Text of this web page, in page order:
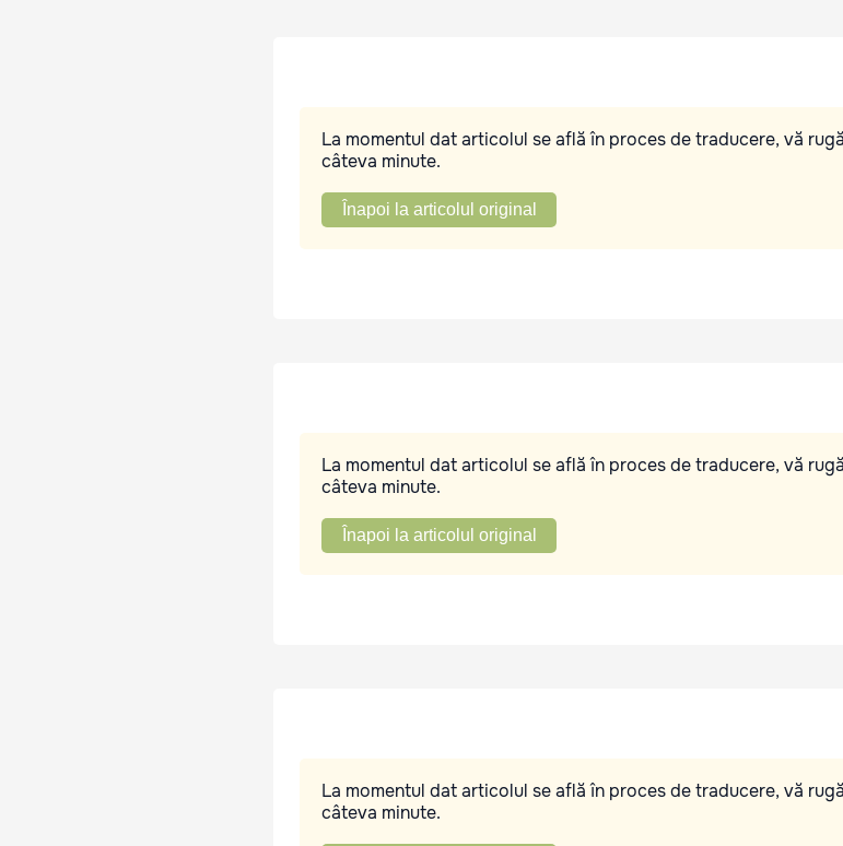
La momentul dat articolul se află în proces de traducere, vă
câteva minute.
Înapoi la articolul original
La momentul dat articolul se află în proces de traducere, vă
câteva minute.
Înapoi la articolul original
La momentul dat articolul se află în proces de traducere, vă
câteva minute.